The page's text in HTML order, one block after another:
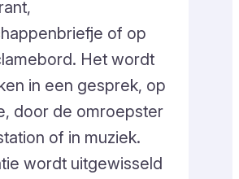
of op
Het wordt
in een gesprek, op
door de omroepster
of in muziek.
wordt uitgewisseld